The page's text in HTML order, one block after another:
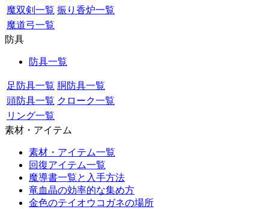
魔双剣一覧 振り香炉一覧
魔道弓一覧
防具
防具一覧
足防具一覧 胴防具一覧
頭防具一覧 クローク一覧
リング一覧
素材・アイテム
素材・アイテム一覧
回復アイテム一覧
魔導書一覧と入手方法
竜血晶の効率的な集め方
金色のテイオウコガネの場所